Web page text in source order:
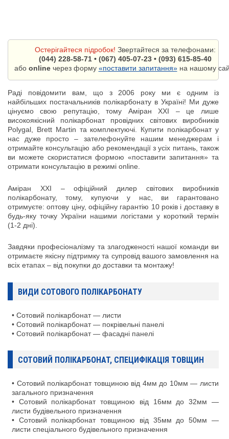
Остерігайтеся підробок! Звертайтеся за телефонами:
(044) 228-58-71 • (067) 405-07-23 • (093) 615-85-40
або onlineчерез форму «поставити запитання»на нашому
Раді повідомити вам, що з 2006 року ми є одним із
найбільших постачальників полікарбонату в Україні! Ми дуже
цінуємо свою репутацію, тому Аміран ХХІ – це лише
високоякісний полікарбонат провідних світових виробників
Polygal, Brett Martin та комплектуючі. Купити полікарбонат у
нас дуже просто – зателефонуйте нашим менеджерам і
отримайте консультацію або рекомендації з усіх питань, також
ви можете скористатися формою «поставити запитання» та
отримати консультацію в режимі online.
Аміран ХХІ – офіційний дилер світових виробників
полікарбонату, тому, купуючи у нас, ви гарантовано
отримуєте: оптову ціну, офіційну гарантію 10 років і доставку в
будь-яку точку України нашими логістами у короткий термін
(1-2 дні).
Завдяки професіоналізму та злагодженості нашої команди ви
отримаєте якісну підтримку та супровід вашого замовлення на
всіх етапах – від покупки до доставки та монтажу!
ВИДИ СОТОВОГО ПОЛІКАРБОНАТУ
• Сотовий полікарбонат — листи
• Сотовий полікарбонат — покрівельні панелі
• Сотовий полікарбонат — фасадні панелі
СОТОВИЙ ПОЛІКАРБОНАТ, СПЕЦИФІКАЦІЯ ТОВЩИН
• Сотовий полікарбонат товщиною від 4мм до 10мм — листи
загального призначення
• Сотовий полікарбонат товщиною від 16мм до 32мм —
листи будівельного призначення
• Сотовий полікарбонат товщиною від 35мм до 50мм —
листи спеціального будівельного призначення